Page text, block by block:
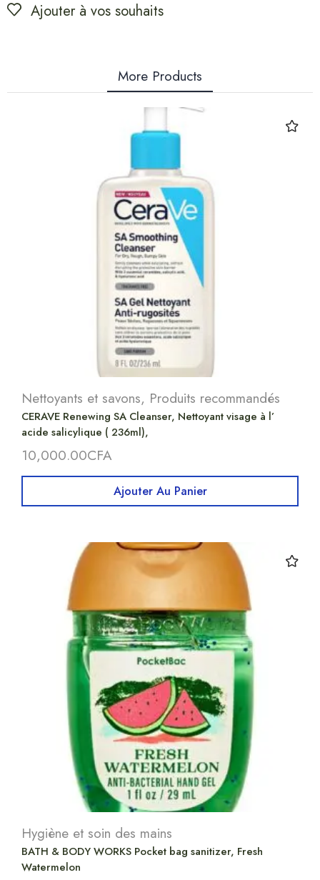
Ajouter à vos souhaits
More Products
Nettoyants et savons, Produits recommandés
CERAVE Renewing SA Cleanser, Nettoyant visage à l’
acide salicylique ( 236ml),
10,000.00CFA
Ajouter Au Panier
Hygiène et soin des mains
BATH & BODY WORKS Pocket bag sanitizer, Fresh
Watermelon